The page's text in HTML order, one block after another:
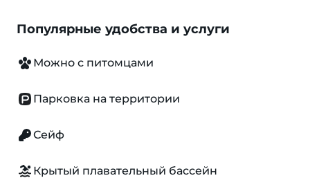
Популярные удобства и услуги
Можно с питомцами
Парковка на территории
Сейф
Крытый плавательный бассейн